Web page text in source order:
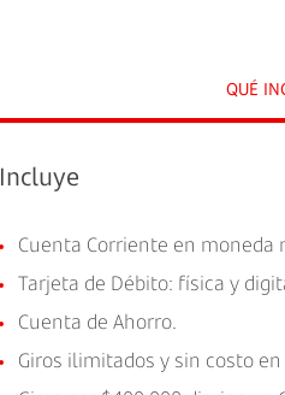
QUÉ
Incluye
Cuenta Corriente en moneda
Tarjeta de Débito: física y
Cuenta de Ahorro.
Giros ilimitados y sin costo